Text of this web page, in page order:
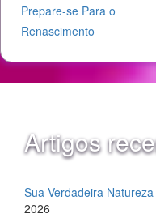
Prepare-se Para o
Renascimento
Artigos
Sua Verdadeira
2026